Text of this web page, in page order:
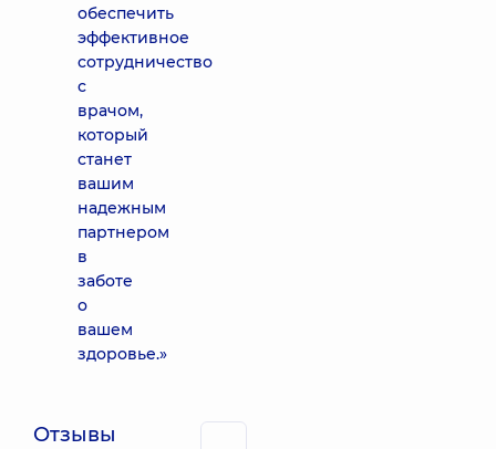
обеспечить
эффективное
сотрудничество
с
врачом,
который
станет
вашим
надежным
партнером
в
заботе
о
вашем
здоровье.»
Отзывы